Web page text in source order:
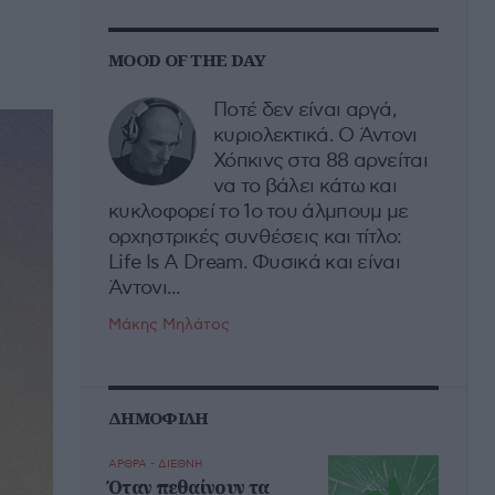
MOOD OF THE DAY
Ποτέ δεν είναι αργά,
κυριολεκτικά. Ο Άντονι
Χόπκινς στα 88 αρνείται
να το βάλει κάτω και
κυκλοφορεί το 1ο του άλμπουμ με
ορχηστρικές συνθέσεις και τίτλο:
Life Is A Dream. Φυσικά και είναι
Άντονι...
Μάκης Μηλάτος
ΔΗΜΟΦΙΛΗ
ΑΡΘΡΑ - ΔΙΕΘΝΗ
Όταν πεθαίνουν τα